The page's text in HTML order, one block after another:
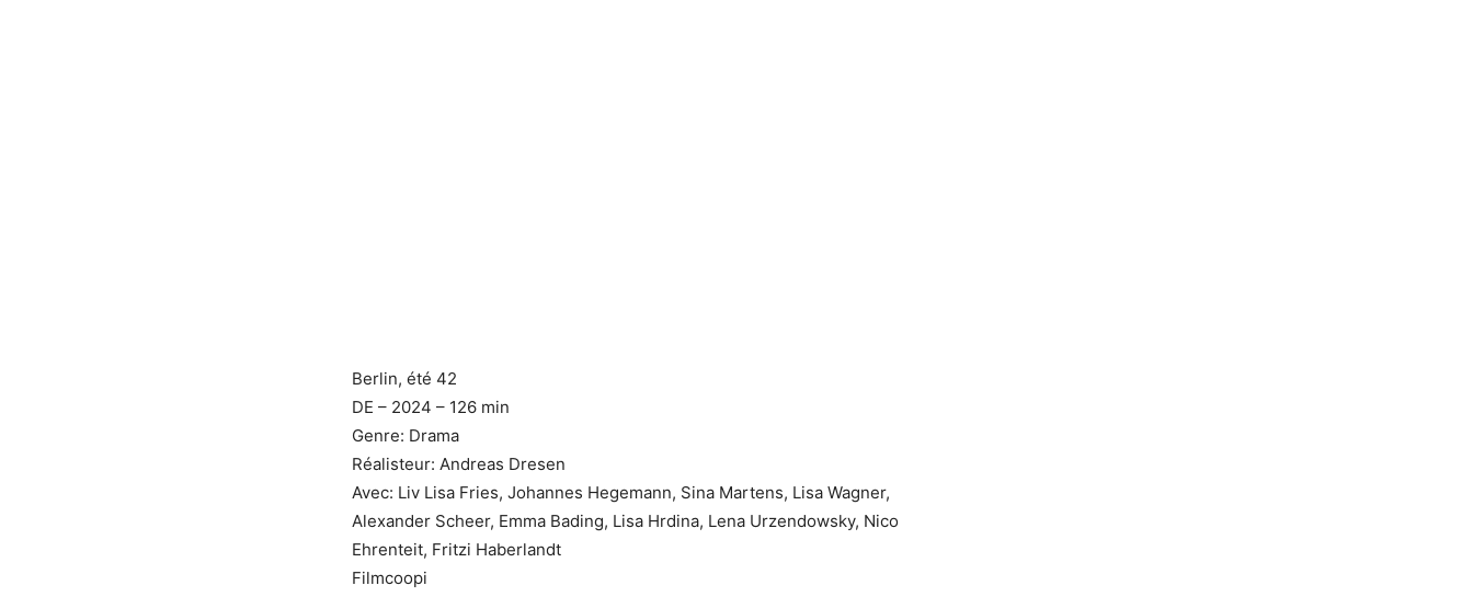
Berlin, été 42
DE – 2024 – 126 min
Genre: Drama
Réalisteur: Andreas Dresen
Avec: Liv Lisa Fries, Johannes Hegemann, Sina Martens, Lisa Wagner,
Alexander Scheer, Emma Bading, Lisa Hrdina, Lena Urzendowsky, Nico
Ehrenteit, Fritzi Haberlandt
Filmcoopi